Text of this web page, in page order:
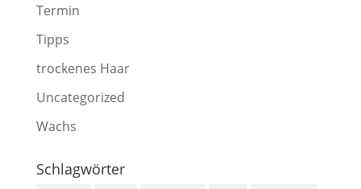
Termin
Tipps
trockenes Haar
Uncategorized
Wachs
Schlagwörter